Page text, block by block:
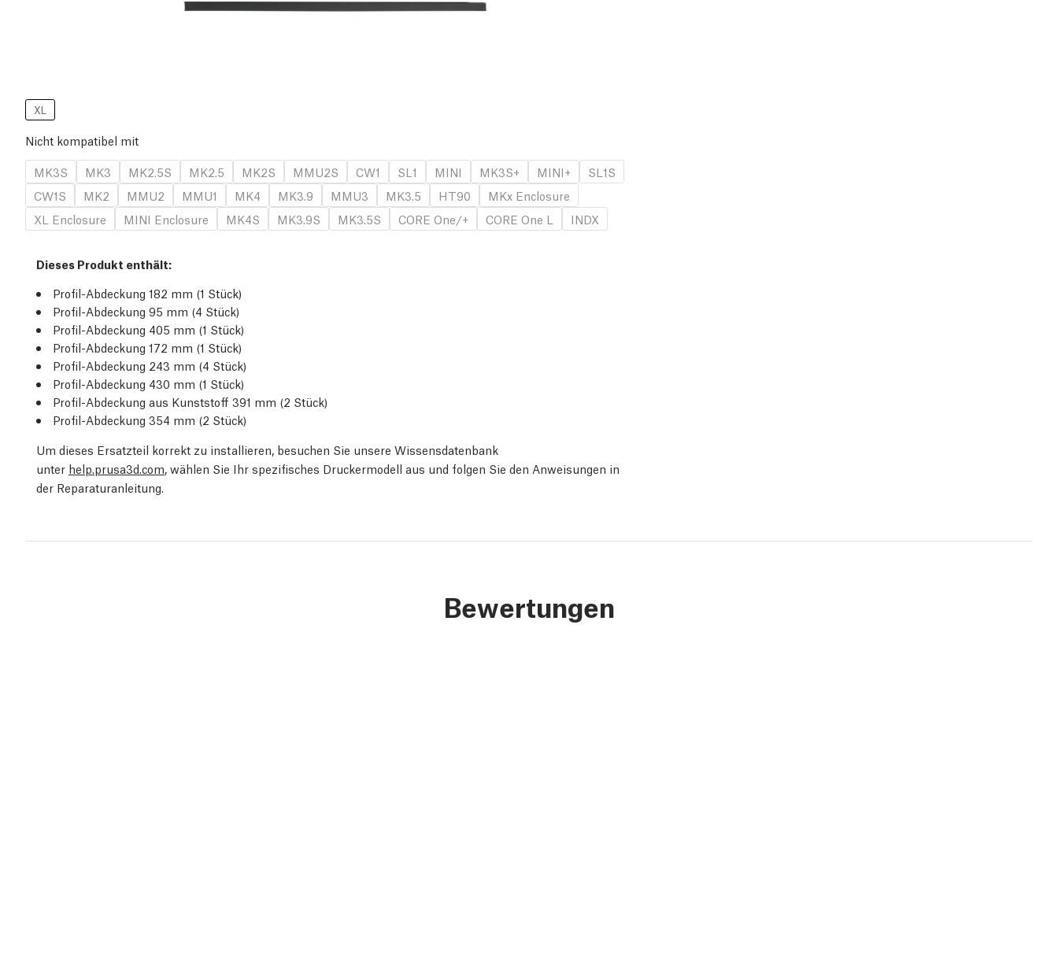
XL
Nicht kompatibel mit
MK3S
MK3 MK2.5S MK2.5 MK2S MMU2S CW1 SL1 MINI MK3S+ MINI+
SL1S
CW1S
MK2 MMU2 MMU1 MK4 MK3.9 MMU3 MK3.5 HT90
MKx Enclosure
XL Enclosure
MINI Enclosure MK4S MK3.9S MK3.5S CORE One/+ CORE One L INDX
Dieses Produkt enthält:
Profil-Abdeckung 182 mm (1 Stück)
Profil-Abdeckung 95 mm (4 Stück)
Profil-Abdeckung 405 mm (1 Stück)
Profil-Abdeckung 172 mm (1 Stück)
Profil-Abdeckung 243 mm (4 Stück)
Profil-Abdeckung 430 mm (1 Stück)
Profil-Abdeckung aus Kunststoff 391 mm (2 Stück)
Profil-Abdeckung 354 mm (2 Stück)
Um dieses Ersatzteil korrekt zu installieren, besuchen Sie unsere Wissensdatenbank
unter help.prusa3d.com, wählen Sie Ihr spezifisches Druckermodell aus und folgen Sie den Anweisungen in
der Reparaturanleitung.
Bewertungen